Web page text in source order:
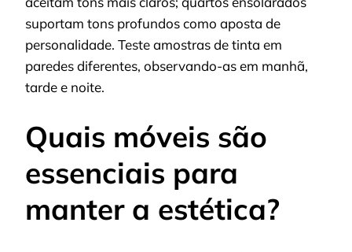
suportam tons profundos como aposta de
personalidade. Teste amostras de tinta em
paredes diferentes, observando-as em manhã,
tarde e noite.
Quais móveis são
essenciais para
manter a estética?